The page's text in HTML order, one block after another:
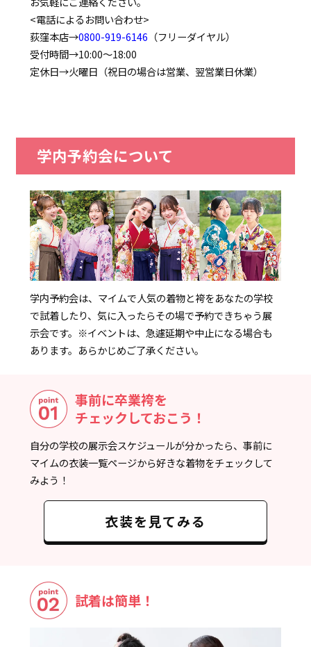
<電話によるお問い合わせ>
荻窪本店→0800-919-6146 （フリーダイヤル）
受付時間→10:00～18:00
定休日→火曜日（祝日の場合は営業、翌営業日休業）
学内予約会について
学内予約会は、マイムで人気の着物と袴をあなたの学校
で試着したり、気に入ったらその場で予約できちゃう展
示会です。 ※イベントは、急遽延期や中止になる場合も
あります。あらかじめご了承ください。
事前に卒業袴を
チェックしておこう！
自分の学校の展示会スケジュールが分かったら、事前に
マイムの衣装一覧ページから好きな着物をチェックして
みよう！
衣装を見てみる
試着は簡単！